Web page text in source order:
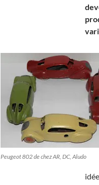
Peugeot 802 de chez AR, DC, Aludo